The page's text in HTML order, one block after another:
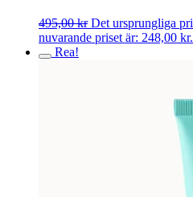
495,00kr Det ursprungliga
nuvarande priset är: 248,00 kr.
Rea!